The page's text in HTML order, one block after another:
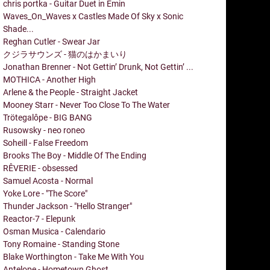
chris portka - Guitar Duet in Emin
Waves_On_Waves x Castles Made Of Sky x Sonic
Shade...
Reghan Cutler - Swear Jar
クジラサウンズ - 猫のはかまいり
Jonathan Brenner - Not Gettin’ Drunk, Not Gettin’ ...
MOTHICA - Another High
Arlene & the People - Straight Jacket
Mooney Starr - Never Too Close To The Water
Trötegalôpe - BIG BANG
Rusowsky - neo roneo
Soheill - False Freedom
Brooks The Boy - Middle Of The Ending
RÊVERIE - obsessed
Samuel Acosta - Normal
Yoke Lore - "The Score"
Thunder Jackson - "Hello Stranger"
Reactor-7 - Elepunk
Osman Musica - Calendario
Tony Romaine - Standing Stone
Blake Worthington - Take Me With You